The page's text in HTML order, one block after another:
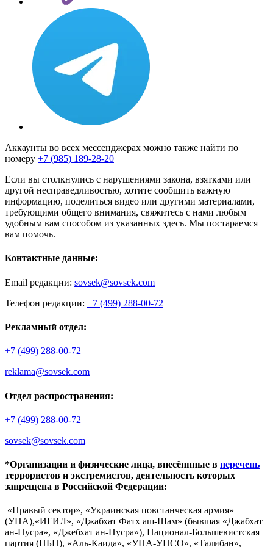
Аккаунты во всех мессенджерах можно также найти по
номеру +7 (985) 189-28-20
Если вы столкнулись с нарушениями закона, взятками или
другой несправедливостью, хотите сообщить важную
информацию, поделиться видео или другими материалами,
требующими общего внимания, свяжитесь с нами любым
удобным вам способом из указанных здесь. Мы постараемся
вам помочь.
Контактные данные:
Email редакции: sovsek@sovsek.com
Телефон редакции: +7 (499) 288-00-72
Рекламный отдел:
+7 (499) 288-00-72
reklama@sovsek.com
Отдел распространения:
+7 (499) 288-00-72
sovsek@sovsek.com
*Организации и физические лица, внесённные в перечень
террористов и экстремистов, деятельность которых
запрещена в Российской Федерации:
«Правый сектор», «Украинская повстанческая армия»
(УПА),«ИГИЛ», «Джабхат Фатх аш-Шам» (бывшая «Джабхат
ан-Нусра», «Джебхат ан-Нусра»), Национал-Большевистская
партия (НБП), «Аль-Каида», «УНА-УНСО», «Талибан»,